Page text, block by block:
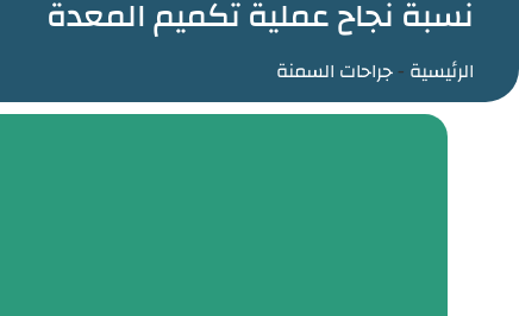
نسبة نجاح عملية تكميم المعدة
الرئيسية -جراحات السمنة